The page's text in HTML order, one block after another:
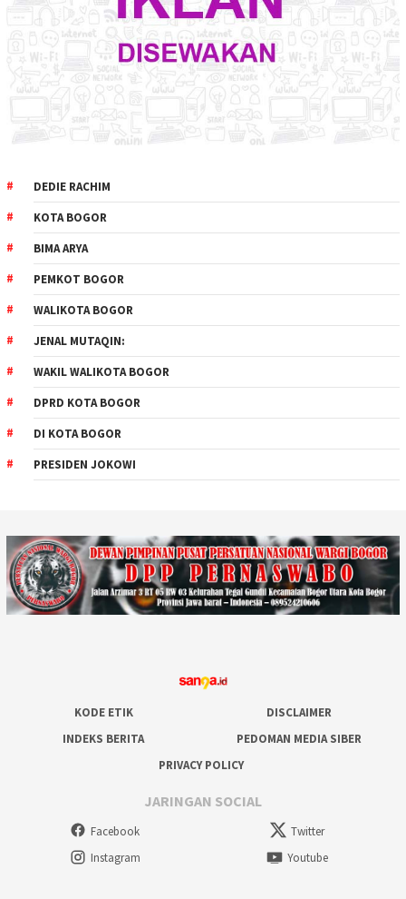
DEDIE RACHIM
KOTA BOGOR
BIMA ARYA
PEMKOT BOGOR
WALIKOTA BOGOR
JENAL MUTAQIN:
WAKIL WALIKOTA BOGOR
DPRD KOTA BOGOR
DI KOTA BOGOR
PRESIDEN JOKOWI
KODE ETIK
DISCLAIMER
INDEKS BERITA
PEDOMAN MEDIA SIBER
PRIVACY POLICY
JARINGAN SOCIAL
Facebook
Twitter
Instagram
Youtube